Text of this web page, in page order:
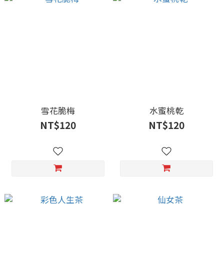
雪花脆梅
NT$120
水蜜桃乾
NT$120